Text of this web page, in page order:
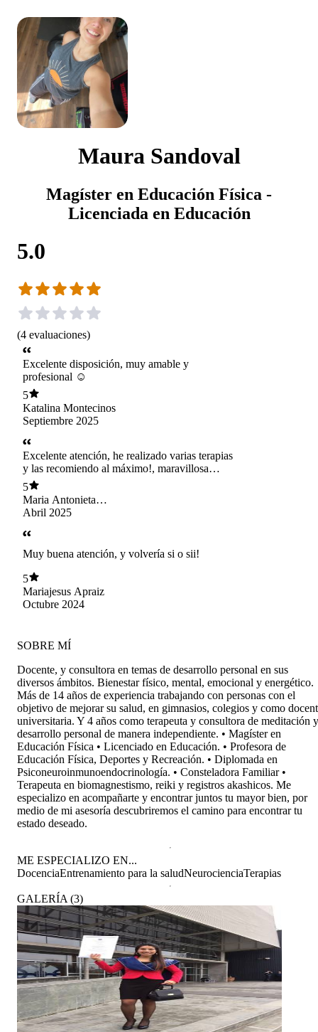
Maura Sandoval
Magíster en Educación Física -
Licenciada en Educación
5.0
(4 evaluaciones)
Excelente disposición, muy amable y
profesional ☺️
5
Katalina Montecinos
Septiembre 2025
Excelente atención, he realizado varias terapias
y las recomiendo al máximo!, maravillosa
profesional, mucho conocimiento y
preocupación en cada sesión. Transmite muy
buena energía
5
Maria Antonieta
Alemany Rivas
Abril 2025
Muy buena atención, y volvería si o sii!
5
Mariajesus Apraiz
Octubre 2024
SOBRE MÍ
Docente, y consultora en temas de desarrollo personal en sus
diversos ámbitos. Bienestar físico, mental, emocional y energético.
Más de 14 años de experiencia trabajando con personas con el
objetivo de mejorar su salud, en gimnasios, colegios y como
universitaria. Y 4 años como terapeuta y consultora de meditación y
desarrollo personal de manera independiente. • Magíster en
Educación Física • Licenciado en Educación. • Profesora de
Educación Física, Deportes y Recreación. • Diplomada en
Psiconeuroinmunoendocrinología. • Consteladora Familiar •
Terapeuta en biomagnestismo, reiki y registros akashicos. Me
especializo en acompañarte y encontrar juntos tu mayor bien, por
medio de mi asesoría descubriremos el camino para encontrar tu
estado deseado.
ME ESPECIALIZO EN...
DocenciaEntrenamiento para la saludNeurocienciaTerapias
GALERÍA (3)